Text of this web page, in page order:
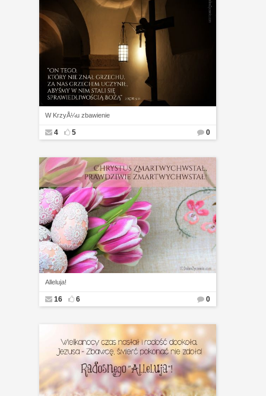
W KrzyÅ¼u zbawienie
4 5 0
Alleluja!
16 6 0